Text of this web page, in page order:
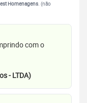
Homenagens. (não
com o
- LTDA)